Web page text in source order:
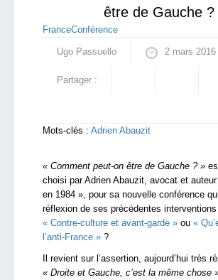
être de Gauche ?
FranceConférence
Ugo Passuello 2 mars 2016
Partager :
Mots-clés : Adrien Abauzit
« Comment peut-on être de Gauche ? »
choisi par Adrien Abauzit, avocat et
en 1984 », pour sa nouvelle conférence
réflexion de ses précédentes
« Contre-culture et avant-garde » ou «
l’anti-France » ?
Il revient sur l’assertion, aujourd’hui très
« Droite et Gauche, c’est la même chose